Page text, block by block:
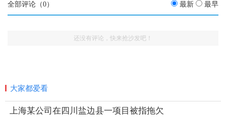
全部评论（0） 最新 最早
还没有评论，快来抢沙发吧！
大家都爱看
上海某公司在四川盐边县一项目被指拖欠